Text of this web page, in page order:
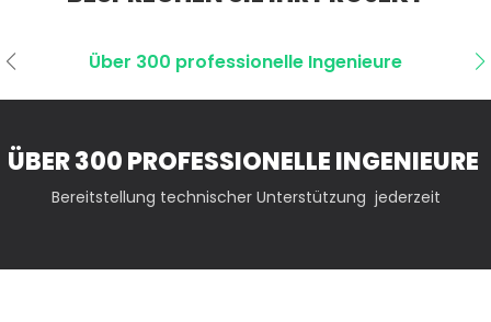
Über 300 professionelle Ingenieure
ÜBER 300 PROFESSIONELLE INGENIEURE
Bereitstellung technischer Unterstützung jederzeit